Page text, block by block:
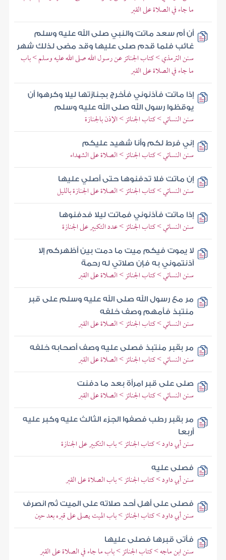
ما جاء في الصلاة على القبر
أن أم سعد ماتت والنبي صلى الله عليه وسلم
غائب فلما قدم صلى عليها وقد مضى لذلك شهر
سنن الترمذي > كتاب الجنائز عن رسول الله صلى الله عليه وسلم > باب
ما جاء في الصلاة على القبر
إذا ماتت فآذنوني فأخرج بجنازتها ليلا وكرهوا أن
يوقظوا رسول الله صلى الله عليه وسلم
سنن النسائي > كتاب الجنائز > الإذن بالجنازة
إني فرط لكم وأنا شهيد عليكم
سنن النسائي > كتاب الجنائز > الصلاة على الشهداء
إن ماتت فلا تدفنوها حتى أصلي عليها
سنن النسائي > كتاب الجنائز > الصلاة على الجنازة بالليل
إذا ماتت فآذنوني فماتت ليلا فدفنوها
سنن النسائي > كتاب الجنائز > عدد التكبير على الجنازة
لا يموت فيكم ميت ما دمت بين أظهركم إلا
آذنتموني به فإن صلاتي له رحمة
سنن النسائي > كتاب الجنائز > الصلاة على القبر
مر مع رسول الله صلى الله عليه وسلم على قبر
منتبذ فأمهم وصف خلفه
سنن النسائي > كتاب الجنائز > الصلاة على القبر
مر بقبر منتبذ فصلى عليه وصف أصحابه خلفه
سنن النسائي > كتاب الجنائز > الصلاة على القبر
صلى على قبر امرأة بعد ما دفنت
سنن النسائي > كتاب الجنائز > الصلاة على القبر
مر بقبر رطب فصفوا الجزء الثالث عليه وكبر عليه
أربعا
سنن أبي داود > كتاب الجنائز > باب التكبير على الجنازة
فصلى عليه
سنن أبي داود > كتاب الجنائز > باب الصلاة على القبر
فصلى على أهل أحد صلاته على الميت ثم انصرف
سنن أبي داود > كتاب الجنائز > باب الميت يصلى على قبره بعد حين
فأتى قبرها فصلى عليها
سنن ابن ماجه > كتاب الجنائز > باب ما جاء في الصلاة على القبر